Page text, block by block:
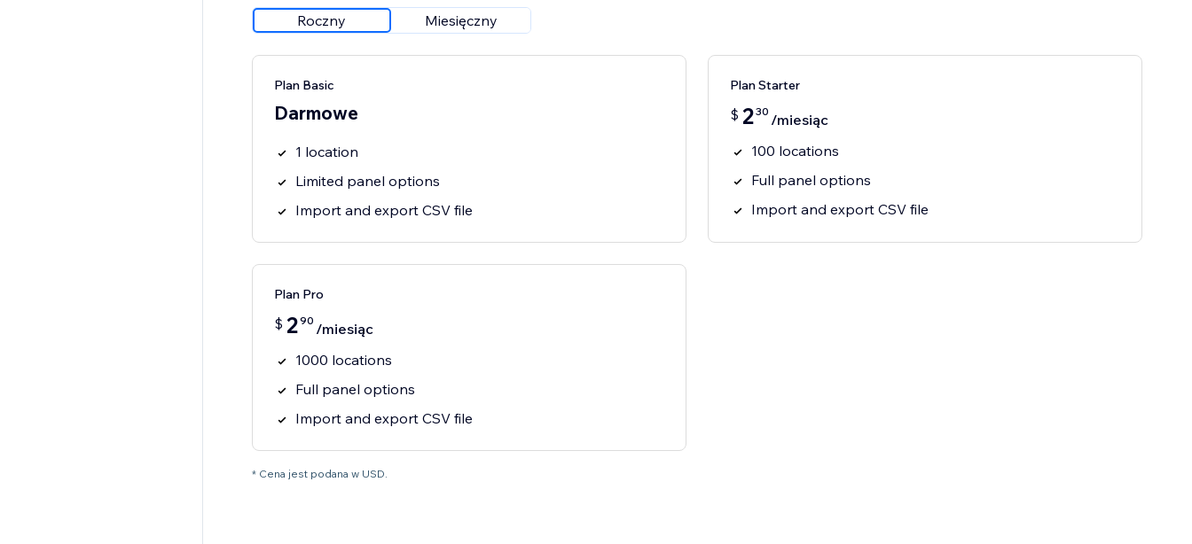
Roczny Miesięczny
Plan Basic
Darmowe
1 location
Limited panel options
Import and export CSV file
Plan Starter
$ 230 /miesiąc
100 locations
Full panel options
Import and export CSV file
Plan Pro
$ 290 /miesiąc
1000 locations
Full panel options
Import and export CSV file
* Cena jest podana w USD.